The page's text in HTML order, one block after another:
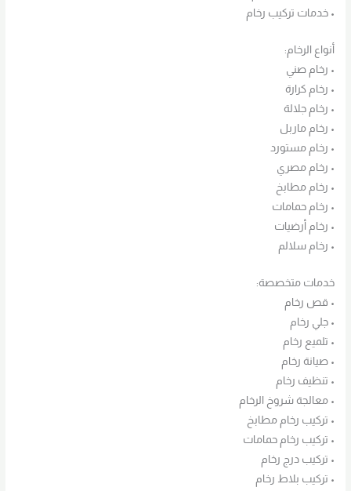
• خدمات تركيب رخام
أنواع الرخام:
• رخام صني
• رخام كرارة
• رخام جلالة
• رخام ماربل
• رخام مستورد
• رخام مصري
• رخام مطابخ
• رخام حمامات
• رخام أرضيات
• رخام سلالم
خدمات متخصصة:
• قص رخام
• جلي رخام
• تلميع رخام
• صيانة رخام
• تنظيف رخام
• معالجة شروخ الرخام
• تركيب رخام مطابخ
• تركيب رخام حمامات
• تركيب درج رخام
• تركيب بلاط رخام